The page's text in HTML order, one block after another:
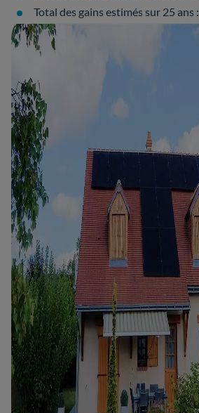
Total des gains estimés sur 25 ans :